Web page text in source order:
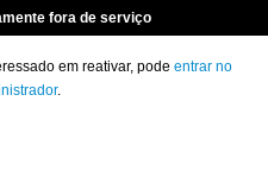
fora de serviço
em reativar, pode entrar no
.